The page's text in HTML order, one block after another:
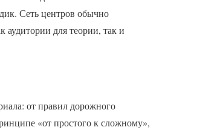
Сеть центров обычно
аудитории для теории, так и
от правил дорожного
«от простого к сложному»,